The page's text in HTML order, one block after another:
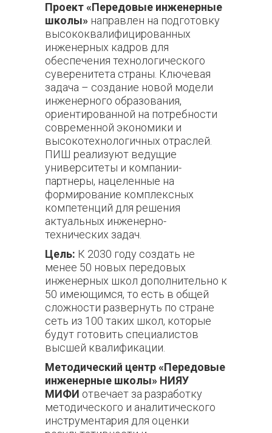
Проект «Передовые инженерные
школы» направлен на подготовку
высококвалифицированных
инженерных кадров для
обеспечения технологического
суверенитета страны. Ключевая
задача – создание новой модели
инженерного образования,
ориентированной на потребности
современной экономики и
высокотехнологичных отраслей.
ПИШ реализуют ведущие
университеты и компании-
партнеры, нацеленные на
формирование комплексных
компетенций для решения
актуальных инженерно-
технических задач.
Цель: К 2030 году создать не
менее 50 новых передовых
инженерных школ дополнительно к
50 имеющимся, то есть в общей
сложности развернуть по стране
сеть из 100 таких школ, которые
будут готовить специалистов
высшей квалификации.
Методический центр «Передовые
инженерные школы» НИЯУ
МИФИ отвечает за разработку
методического и аналитического
инструментария для оценки